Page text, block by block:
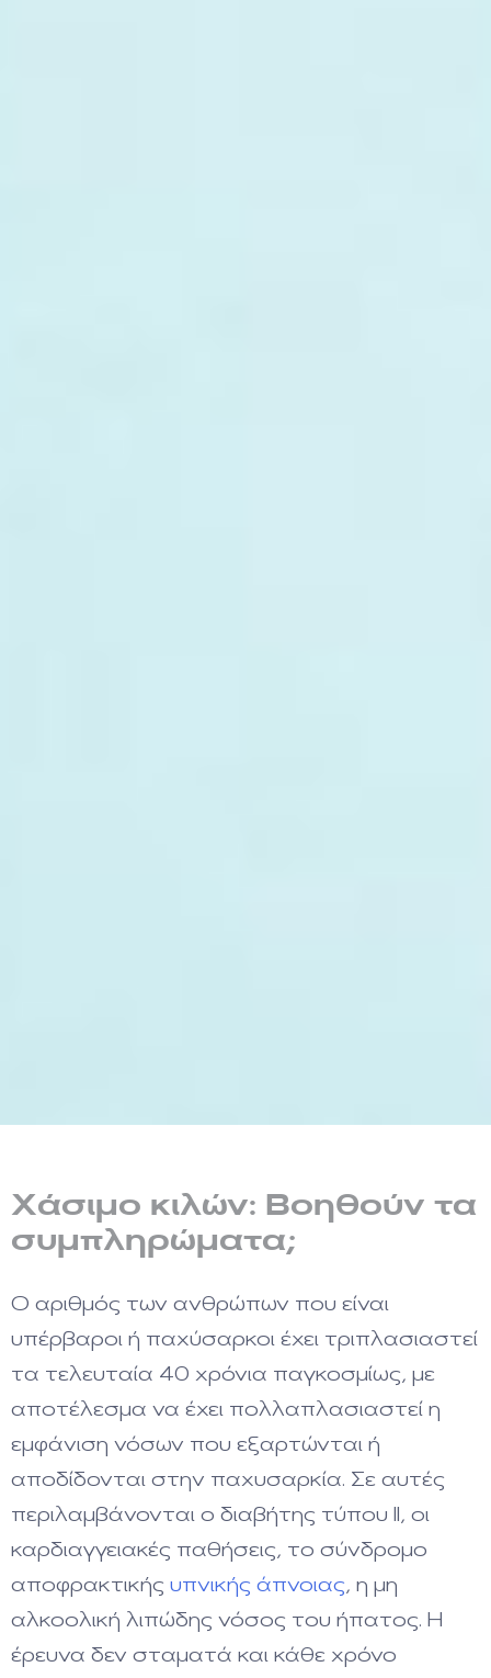
Χάσιμο κιλών: Βοηθούν τα
συμπληρώματα;
Ο αριθμός των ανθρώπων που είναι
υπέρβαροι ή παχύσαρκοι έχει τριπλασιαστεί
τα τελευταία 40 χρόνια παγκοσμίως, με
αποτέλεσμα να έχει πολλαπλασιαστεί η
εμφάνιση νόσων που εξαρτώνται ή
αποδίδονται στην παχυσαρκία. Σε αυτές
περιλαμβάνονται ο διαβήτης τύπου ΙΙ, οι
καρδιαγγειακές παθήσεις, το σύνδρομο
αποφρακτικής υπνικής άπνοιας, η μη
αλκοολική λιπώδης νόσος του ήπατος. Η
έρευνα δεν σταματά και κάθε χρόνο